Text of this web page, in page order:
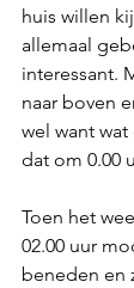
huis willen
allemaal
interessant.
naar boven
wel want wat
dat om 0.00
Toen het
02.00 uur
beneden en